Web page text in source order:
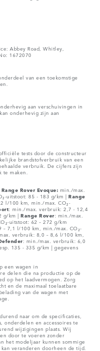
Abbey Road, Whitley,
1672070
van een toekomstige
aan verschuivingen in
onderhevig zijn aan
tests door de constructeur
brandstofverbruik van een
verbruik. De cijfers zijn
maken.
Rover Evoque: min./max.
uitstoot: 85 - 183 g/km | Range
l/100 km, min./max. CO₂-
: min./max. verbruik: 2,7 - 12,4
g/km | Range Rover: min./max.
uitstoot: 62 – 272 g/km
7,1 l/100 km, min./max. CO₂-
verbruik: 8,0 – 8,6 l/100 km,
: min./max. verbruik: 6,0
135 - 335 g/km | gegevens
een wagen in
delen die na productie op de
op het laadvermogen. Zorg
en de maximaal toelaatbare
van de wagen met
naar om de specificaties,
onderdelen en accessoires te
wijzigingen plaats. Wij
door te voeren zonder
het modeljaar kunnen sommige
veranderen doorheen de tijd.